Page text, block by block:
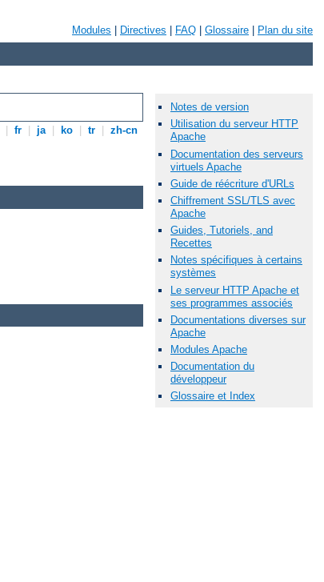
Modules Directives FAQ Glossaire Plan du site
fr ja ko tr zh-cn
Notes de version
Utilisation du serveur HTTP
Apache
Documentation des serveurs
virtuels Apache
Guide de réécriture d'URLs
Chiffrement SSL/TLS avec
Apache
Guides, Tutoriels, and
Recettes
Notes spécifiques à certains
systèmes
Le serveur HTTP Apache et
ses programmes associés
Documentations diverses sur
Apache
Modules Apache
Documentation du
développeur
Glossaire et Index